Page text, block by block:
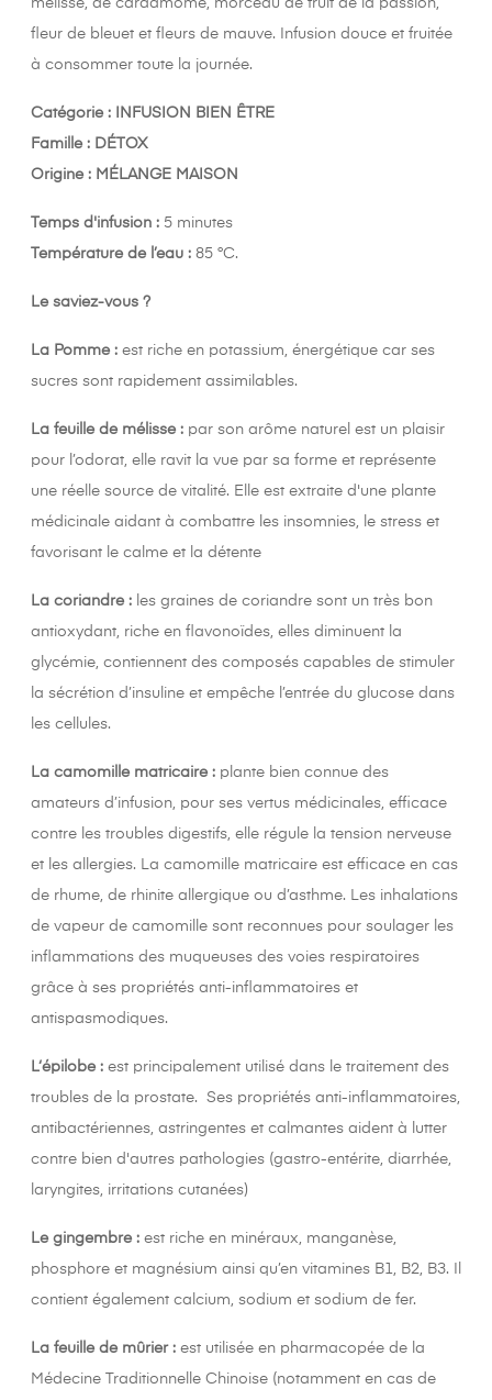
mélisse, de cardamome, morceau de fruit de la passion,
fleur de bleuet et fleurs de mauve. Infusion douce et fruitée
à consommer toute la journée.
Catégorie : INFUSION BIEN ÊTRE
Famille : DÉTOX
Origine : MÉLANGE MAISON
Temps d'infusion : 5 minutes
Température de l’eau : 85 °C.
Le saviez-vous ?
La Pomme : est riche en potassium, énergétique car ses
sucres sont rapidement assimilables.
La feuille de mélisse : par son arôme naturel est un plaisir
pour l’odorat, elle ravit la vue par sa forme et représente
une réelle source de vitalité. Elle est extraite d'une plante
médicinale aidant à combattre les insomnies, le stress et
favorisant le calme et la détente
La coriandre : les graines de coriandre sont un très bon
antioxydant, riche en flavonoïdes, elles diminuent la
glycémie, contiennent des composés capables de stimuler
la sécrétion d’insuline et empêche l’entrée du glucose dans
les cellules.
La camomille matricaire : plante bien connue des
amateurs d’infusion, pour ses vertus médicinales, efficace
contre les troubles digestifs, elle régule la tension nerveuse
et les allergies. La camomille matricaire est efficace en cas
de rhume, de rhinite allergique ou d’asthme. Les inhalations
de vapeur de camomille sont reconnues pour soulager les
inflammations des muqueuses des voies respiratoires
grâce à ses propriétés anti-inflammatoires et
antispasmodiques.
L‘épilobe : est principalement utilisé dans le traitement des
troubles de la prostate. Ses propriétés anti-inflammatoires,
antibactériennes, astringentes et calmantes aident à lutter
contre bien d'autres pathologies (gastro-entérite, diarrhée,
laryngites, irritations cutanées)
Le gingembre : est riche en minéraux, manganèse,
phosphore et magnésium ainsi qu’en vitamines B1, B2, B3. Il
contient également calcium, sodium et sodium de fer.
La feuille de mûrier : est utilisée en pharmacopée de la
Médecine Traditionnelle Chinoise (notamment en cas de